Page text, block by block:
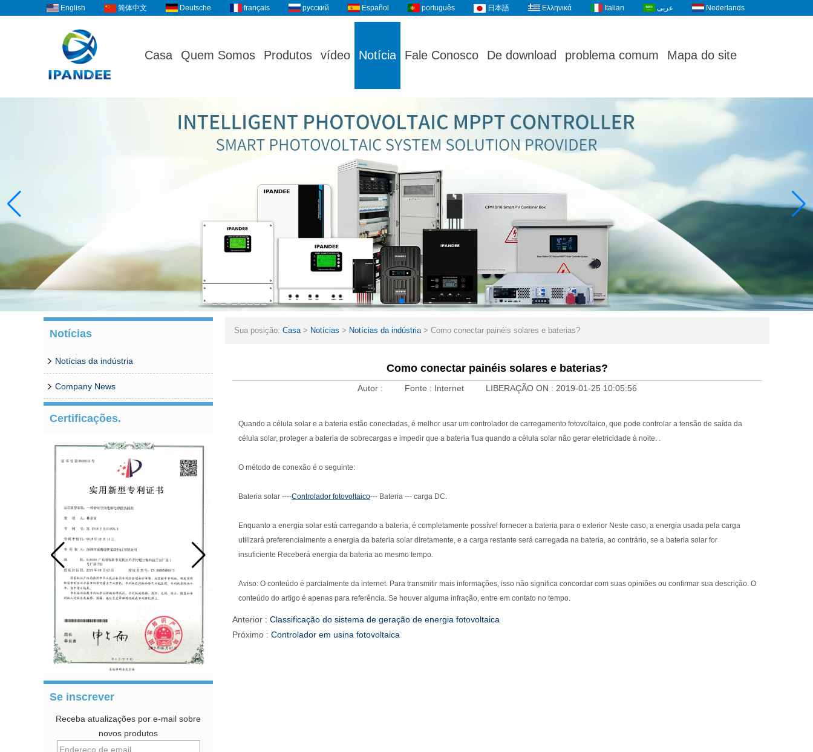
English 简体中文 Deutsche français русский Español português 日本語 Ελληνικά Italian عربى Nederlands
Casa Quem Somos Produtos vídeo Notícia Fale Conosco De download problema comum Mapa do site
Notícias
Notícias da indústria
Company News
Certificações.
Se inscrever
Receba atualizações por e-mail sobre
novos produtos
Sua posição: Casa > Notícias > Notícias da indústria > Como conectar painéis solares e baterias?
Como conectar painéis solares e baterias?
Autor : Fonte : Internet LIBERAÇÃO ON : 2019-01-25 10:05:56
Quando a célula solar e a bateria estão conectadas, é melhor usar um controlador de carregamento fotovoltaico, que pode controlar a tensão de saída da
célula solar, proteger a bateria de sobrecargas e impedir que a bateria flua quando a célula solar não gerar eletricidade à noite. .
O método de conexão é o seguinte:
Bateria solar ----Controlador fotovoltaico--- Bateria --- carga DC.
Enquanto a energia solar está carregando a bateria, é completamente possível fornecer a bateria para o exterior Neste caso, a energia usada pela carga
utilizará preferencialmente a energia da bateria solar diretamente, e a carga restante será carregada na bateria, ao contrário, se a bateria solar for
insuficiente Receberá energia da bateria ao mesmo tempo.
Aviso: O conteúdo é parcialmente da internet. Para transmitir mais informações, isso não significa concordar com suas opiniões ou confirmar sua descrição. O
conteúdo do artigo é apenas para referência. Se houver alguma infração, entre em contato no tempo.
Anterior : Classificação do sistema de geração de energia fotovoltaica
Próximo : Controlador em usina fotovoltaica